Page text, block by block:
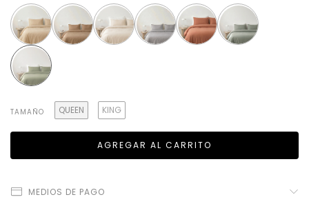
TAMAÑO QUEEN KING
MEDIOS DE PAGO